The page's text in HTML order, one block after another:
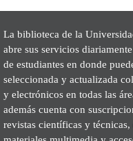
La biblioteca de la
abre sus servicios
de estudiantes en donde
seleccionada y actualizada
y electrónicos en todas las
además cuenta con
revistas científicas y